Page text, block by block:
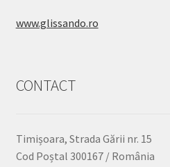
www.glissando.ro
CONTACT
Timișoara, Strada Gării nr. 15
Cod Poștal 300167 / România